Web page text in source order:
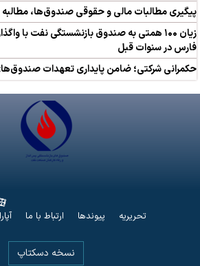
پیگیری مطالبات مالی و حقوقی صندوق‌ها،
زیان ۱۰۰ همتی به صندوق بازنشستگی نفت با
فارس در سنوات قبل
حکمرانی شرکتی؛ ضامن پایداری تعهدات
تحریریه پیوندها ارتباط با ما
نسخه دسکتاپ